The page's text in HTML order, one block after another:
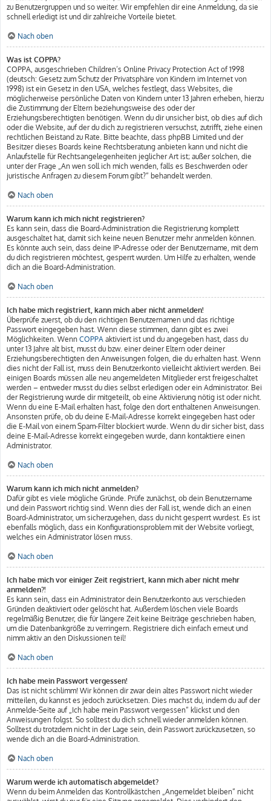
zu Benutzergruppen und so weiter. Wir empfehlen dir eine Anmeldung, da sie
schnell erledigt ist und dir zahlreiche Vorteile bietet.
Nach oben
Was ist COPPA?
COPPA, ausgeschrieben Children’s Online Privacy Protection Act of 1998
(deutsch: Gesetz zum Schutz der Privatsphäre von Kindern im Internet von
1998) ist ein Gesetz in den USA, welches festlegt, dass Websites, die
möglicherweise persönliche Daten von Kindern unter 13 Jahren erheben, hierzu
die Zustimmung der Eltern beziehungsweise des oder der
Erziehungsberechtigten benötigen. Wenn du dir unsicher bist, ob dies auf dich
oder die Website, auf der du dich zu registrieren versuchst, zutrifft, ziehe einen
rechtlichen Beistand zu Rate. Bitte beachte, dass phpBB Limited und der
Besitzer dieses Boards keine Rechtsberatung anbieten kann und nicht die
Anlaufstelle für Rechtsangelegenheiten jeglicher Art ist; außer solchen, die
unter der Frage „An wen soll ich mich wenden, falls es Beschwerden oder
juristische Anfragen zu diesem Forum gibt?“ behandelt werden.
Nach oben
Warum kann ich mich nicht registrieren?
Es kann sein, dass die Board-Administration die Registrierung komplett
ausgeschaltet hat, damit sich keine neuen Benutzer mehr anmelden können.
Es könnte auch sein, dass deine IP-Adresse oder der Benutzername, mit dem
du dich registrieren möchtest, gesperrt wurden. Um Hilfe zu erhalten, wende
dich an die Board-Administration.
Nach oben
Ich habe mich registriert, kann mich aber nicht anmelden!
Überprüfe zuerst, ob du den richtigen Benutzernamen und das richtige
Passwort eingegeben hast. Wenn diese stimmen, dann gibt es zwei
Möglichkeiten. Wenn COPPA aktiviert ist und du angegeben hast, dass du
unter 13 Jahre alt bist, musst du bzw. einer deiner Eltern oder deiner
Erziehungsberechtigten den Anweisungen folgen, die du erhalten hast. Wenn
dies nicht der Fall ist, muss dein Benutzerkonto vielleicht aktiviert werden. Bei
einigen Boards müssen alle neu angemeldeten Mitglieder erst freigeschaltet
werden – entweder musst du dies selbst erledigen oder ein Administrator. Bei
der Registrierung wurde dir mitgeteilt, ob eine Aktivierung nötig ist oder nicht.
Wenn du eine E-Mail erhalten hast, folge den dort enthaltenen Anweisungen.
Ansonsten prüfe, ob du deine E-Mail-Adresse korrekt eingegeben hast oder
die E-Mail von einem Spam-Filter blockiert wurde. Wenn du dir sicher bist, dass
deine E-Mail-Adresse korrekt eingegeben wurde, dann kontaktiere einen
Administrator.
Nach oben
Warum kann ich mich nicht anmelden?
Dafür gibt es viele mögliche Gründe. Prüfe zunächst, ob dein Benutzername
und dein Passwort richtig sind. Wenn dies der Fall ist, wende dich an einen
Board-Administrator, um sicherzugehen, dass du nicht gesperrt wurdest. Es ist
ebenfalls möglich, dass ein Konfigurationsproblem mit der Website vorliegt,
welches ein Administrator lösen muss.
Nach oben
Ich habe mich vor einiger Zeit registriert, kann mich aber nicht mehr
anmelden?!
Es kann sein, dass ein Administrator dein Benutzerkonto aus verschieden
Gründen deaktiviert oder gelöscht hat. Außerdem löschen viele Boards
regelmäßig Benutzer, die für längere Zeit keine Beiträge geschrieben haben,
um die Datenbankgröße zu verringern. Registriere dich einfach erneut und
nimm aktiv an den Diskussionen teil!
Nach oben
Ich habe mein Passwort vergessen!
Das ist nicht schlimm! Wir können dir zwar dein altes Passwort nicht wieder
mitteilen, du kannst es jedoch zurücksetzen. Dies machst du, indem du auf der
Anmelde-Seite auf „Ich habe mein Passwort vergessen“ klickst und den
Anweisungen folgst. So solltest du dich schnell wieder anmelden können.
Solltest du trotzdem nicht in der Lage sein, dein Passwort zurückzusetzen, so
wende dich an die Board-Administration.
Nach oben
Warum werde ich automatisch abgemeldet?
Wenn du beim Anmelden das Kontrollkästchen „Angemeldet bleiben“ nicht